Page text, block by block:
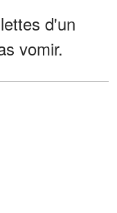
d'un
vomir.